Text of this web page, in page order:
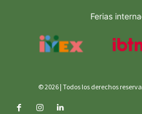
Ferias
© 2026 | Todos los derechos